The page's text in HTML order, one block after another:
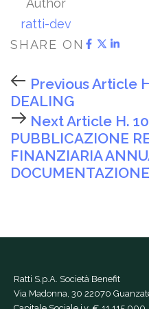
Author
ratti-dev
SHARE ON
Previous Article
DEALING
Next Article H.
PUBBLICAZIONE
FINANZIARIA
Ratti S.p.A. Società Benefit
Via Madonna, 30 22070